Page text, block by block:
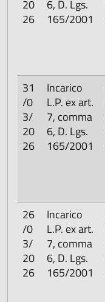
20
26
6, D. Lgs.
165/2001
31
/0
3/
20
26
Incarico
L.P. ex art.
7, comma
6, D. Lgs.
165/2001
26
/0
3/
20
26
Incarico
L.P. ex art.
7, comma
6, D. Lgs.
165/2001